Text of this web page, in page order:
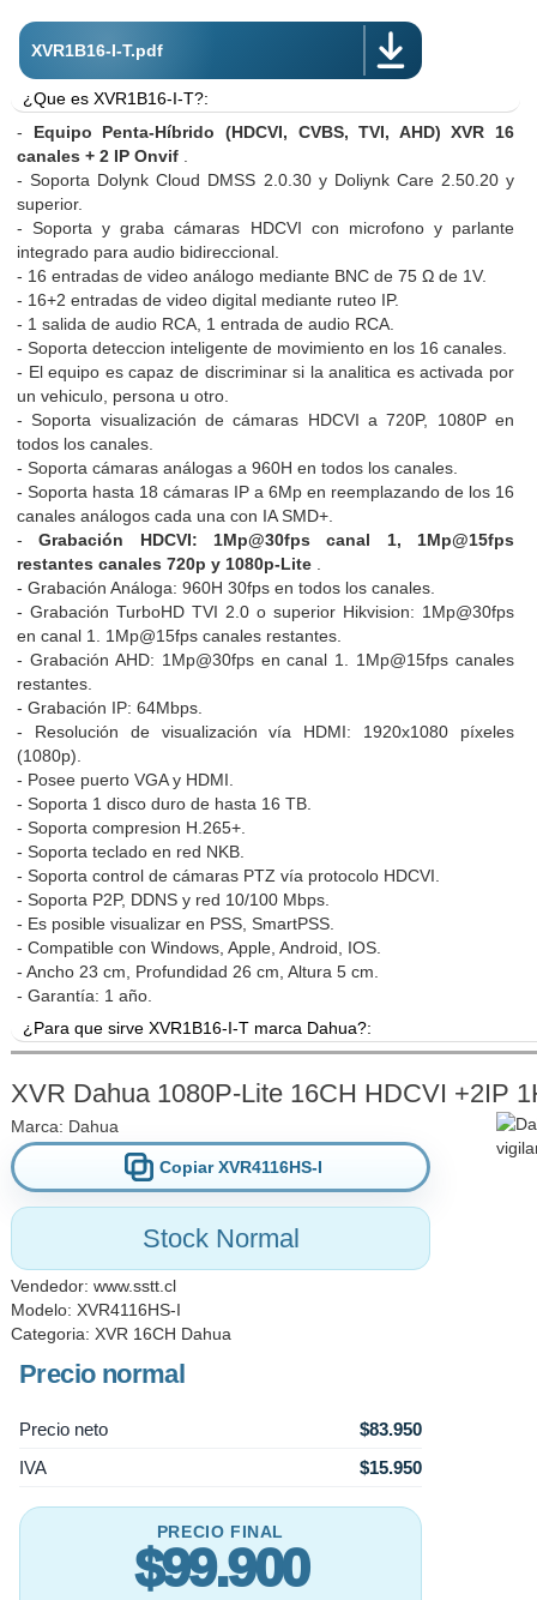
XVR1B16-I-T.pdf
¿Que es XVR1B16-I-T?:
- Equipo Penta-Híbrido (HDCVI, CVBS, TVI, AHD) XVR 16
canales + 2 IP Onvif
- Soporta Dolynk Cloud DMSS 2.0.30 y Doliynk Care 2.50.20 y
superior.
- Soporta y graba cámaras HDCVI con microfono y parlante
integrado para audio bidireccional.
- 16 entradas de video análogo mediante BNC de 75 Ω de 1V.
- 16+2 entradas de video digital mediante ruteo IP.
- 1 salida de audio RCA, 1 entrada de audio RCA.
- Soporta deteccion inteligente de movimiento en los 16 canales.
- El equipo es capaz de discriminar si la analitica es activada por
un vehiculo, persona u otro.
- Soporta visualización de cámaras HDCVI a 720P, 1080P en
todos los canales.
- Soporta cámaras análogas a 960H en todos los canales.
- Soporta hasta 18 cámaras IP a 6Mp en reemplazando de los 16
canales análogos cada una con IA SMD+.
-Grabación HDCVI: 1Mp@30fps canal 1, 1Mp@15fps
restantes canales 720p y 1080p-Lite
- Grabación Análoga: 960H 30fps en todos los canales.
- Grabación TurboHD TVI 2.0 o superior Hikvision: 1Mp@30fps
en canal 1. 1Mp@15fps canales restantes.
- Grabación AHD: 1Mp@30fps en canal 1. 1Mp@15fps canales
restantes.
- Grabación IP: 64Mbps.
- Resolución de visualización vía HDMI: 1920x1080 píxeles
(1080p).
- Posee puerto VGA y HDMI.
- Soporta 1 disco duro de hasta 16 TB.
- Soporta compresion H.265+.
- Soporta teclado en red NKB.
- Soporta control de cámaras PTZ vía protocolo HDCVI.
- Soporta P2P, DDNS y red 10/100 Mbps.
- Es posible visualizar en PSS, SmartPSS.
- Compatible con Windows, Apple, Android, IOS.
- Ancho 23 cm, Profundidad 26 cm, Altura 5 cm.
- Garantía: 1 año.
¿Para que sirve XVR1B16-I-T marca Dahua?:
grabándolos en un disco duro a una resolución de 1
(960x1080 pixeles) dependiendo de la resolución nativa de la
Puede detectar movimiento y establecer mediante su
una persona o un vehículo produciendo una alerta antirrobo
equipo, ya que el sistema ignora los movimientos producidos por
XVR Dahua 1080P-Lite 16CH HDCVI +2IP
Marca: Dahua
Copiar XVR4116HS-I
Stock Normal
Vendedor: www.sstt.cl
Modelo: XVR4116HS-I
Categoria: XVR 16CH Dahua
Precio normal
Precio neto
$83.950
IVA
$15.950
PRECIO FINAL
$99.900